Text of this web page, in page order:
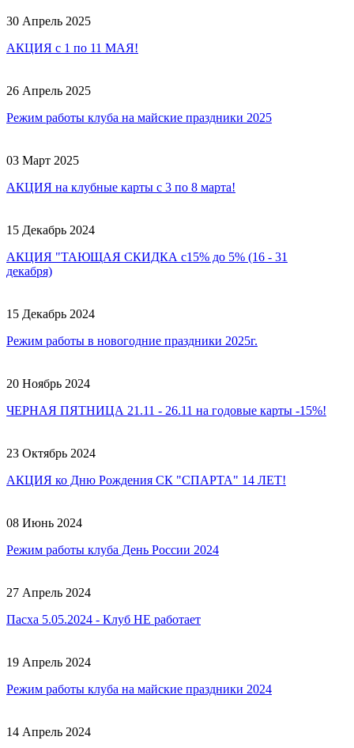
30 Апрель 2025
АКЦИЯ с 1 по 11 МАЯ!
26 Апрель 2025
Режим работы клуба на майские праздники 2025
03 Март 2025
АКЦИЯ на клубные карты с 3 по 8 марта!
15 Декабрь 2024
АКЦИЯ "ТАЮЩАЯ СКИДКА с15% до 5% (16 - 31
декабря)
15 Декабрь 2024
Режим работы в новогодние праздники 2025г.
20 Ноябрь 2024
ЧЕРНАЯ ПЯТНИЦА 21.11 - 26.11 на годовые карты -15%!
23 Октябрь 2024
АКЦИЯ ко Дню Рождения СК "СПАРТА" 14 ЛЕТ!
08 Июнь 2024
Режим работы клуба День России 2024
27 Апрель 2024
Пасха 5.05.2024 - Клуб НЕ работает
19 Апрель 2024
Режим работы клуба на майские праздники 2024
14 Апрель 2024